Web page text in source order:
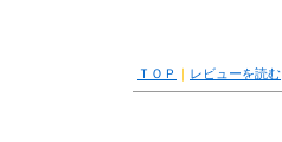
ＴＯＰ ｜ レビューを読む